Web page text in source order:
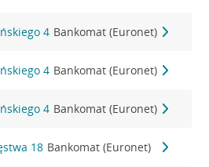
4 Bankomat (Euronet)
4 Bankomat (Euronet)
4 Bankomat (Euronet)
18 Bankomat (Euronet)